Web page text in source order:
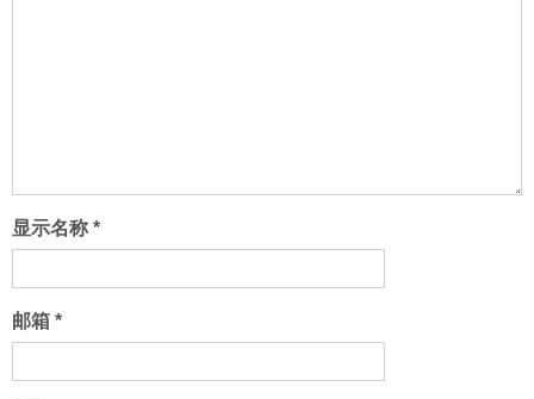
显示名称 *
邮箱 *